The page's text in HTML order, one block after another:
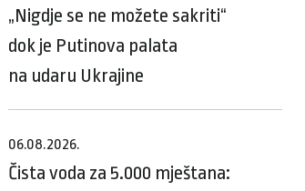
„Nigdje se ne možete sakriti“
dok je Putinova palata
na udaru Ukrajine
06.08.2026.
Čista voda za 5.000 mještana: